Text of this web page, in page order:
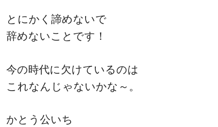
とにかく諦めないで
辞めないことです！
今の時代に欠けているのは
これなんじゃないかな～。
かとう公いち